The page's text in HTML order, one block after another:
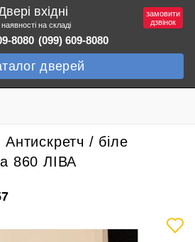
вхідні
на складі
8080 (099) 609-8080
дверей
замовити
дзвінок
/ біле
860 ЛІВА